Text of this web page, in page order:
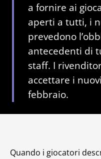
a fornire ai
aperti a tutti, i
prevedono
antecedenti di
staff. I
accettare i
febbraio.
Quando i giocatori